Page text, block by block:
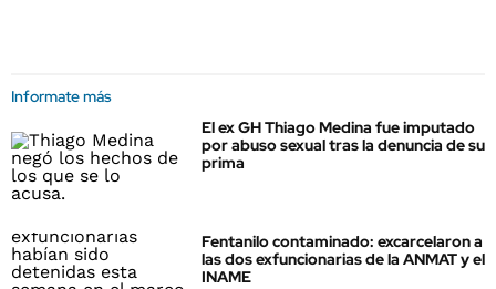
Informate más
El ex GH Thiago Medina fue imputado
por abuso sexual tras la denuncia de su
prima
Fentanilo contaminado: excarcelaron a
las dos exfuncionarias de la ANMAT y el
INAME